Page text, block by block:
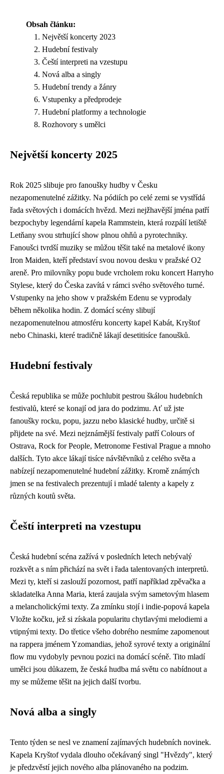
Obsah článku:
Největší koncerty 2023
Hudební festivaly
Čeští interpreti na vzestupu
Nová alba a singly
Hudební trendy a žánry
Vstupenky a předprodeje
Hudební platformy a technologie
Rozhovory s umělci
Největší koncerty 2025
Rok 2025 slibuje pro fanoušky hudby v Česku
nezapomenutelné zážitky. Na pódiích po celé zemi se vystřídá
řada světových i domácích hvězd. Mezi nejžhavější jména patří
bezpochyby legendární kapela Rammstein, která rozpálí letiště
Letňany svou strhující show plnou ohňů a pyrotechniky.
Fanoušci tvrdší muziky se můžou těšit také na metalové ikony
Iron Maiden, kteří představí svou novou desku v pražské O2
areně. Pro milovníky popu bude vrcholem roku koncert Harryho
Stylese, který do Česka zavítá v rámci svého světového turné.
Vstupenky na jeho show v pražském Edenu se vyprodaly
během několika hodin. Z domácí scény slibují
nezapomenutelnou atmosféru koncerty kapel Kabát, Kryštof
nebo Chinaski, které tradičně lákají desetitisíce fanoušků.
Hudební festivaly
Česká republika se může pochlubit pestrou škálou hudebních
festivalů, které se konají od jara do podzimu. Ať už jste
fanoušky rocku, popu, jazzu nebo klasické hudby, určitě si
přijdete na své. Mezi nejznámější festivaly patří Colours of
Ostrava, Rock for People, Metronome Festival Prague a mnoho
dalších. Tyto akce lákají tisíce návštěvníků z celého světa a
nabízejí nezapomenutelné hudební zážitky. Kromě známých
jmen se na festivalech prezentují i mladé talenty a kapely z
různých koutů světa.
Čeští interpreti na vzestupu
Česká hudební scéna zažívá v posledních letech nebývalý
rozkvět a s ním přichází na svět i řada talentovaných interpretů.
Mezi ty, kteří si zaslouží pozornost, patří například zpěvačka a
skladatelka Anna Maria, která zaujala svým sametovým hlasem
a melancholickými texty. Za zmínku stojí i indie-popová kapela
Vložte kočku, jež si získala popularitu chytlavými melodiemi a
vtipnými texty. Do třetice všeho dobrého nesmíme zapomenout
na rappera jménem Yzomandias, jehož syrové texty a originální
flow mu vydobyly pevnou pozici na domácí scéně. Tito mladí
umělci jsou důkazem, že česká hudba má světu co nabídnout a
my se můžeme těšit na jejich další tvorbu.
Nová alba a singly
Tento týden se nesl ve znamení zajímavých hudebních novinek.
Kapela Kryštof vydala dlouho očekávaný singl "Hvězdy", který
je předzvěstí jejich nového alba plánovaného na podzim.